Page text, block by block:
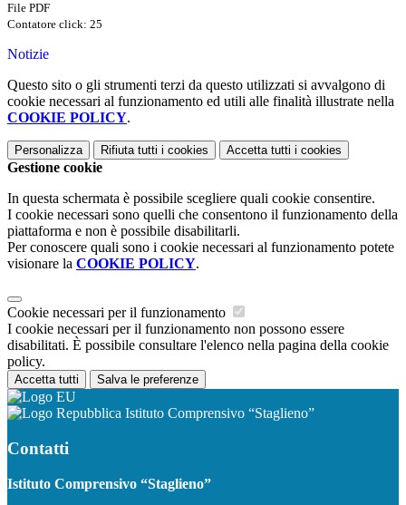
File PDF
Contatore click: 25
Notizie
Questo sito o gli strumenti terzi da questo utilizzati si avvalgono di
cookie necessari al funzionamento ed utili alle finalità illustrate nella
COOKIE POLICY.
Personalizza Rifiuta tutti i cookies Accetta tutti i cookies
Gestione cookie
In questa schermata è possibile scegliere quali cookie consentire.
I cookie necessari sono quelli che consentono il funzionamento della
piattaforma e non è possibile disabilitarli.
Per conoscere quali sono i cookie necessari al funzionamento potete
visionare la COOKIE POLICY.
Cookie necessari per il funzionamento
I cookie necessari per il funzionamento non possono essere
disabilitati. È possibile consultare l'elenco nella pagina della cookie
policy.
Accetta tutti Salva le preferenze
Istituto Comprensivo “Staglieno”
Contatti
Istituto Comprensivo “Staglieno”